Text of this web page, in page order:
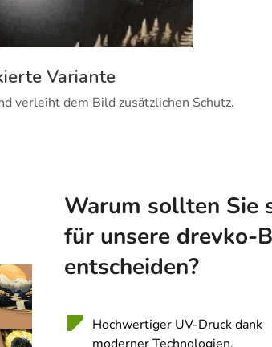
Variante
verleiht dem Bild zusätzlichen Schutz.
Warum sollten Sie
für unsere drevko-
entscheiden?
Hochwertiger UV-Druck dank